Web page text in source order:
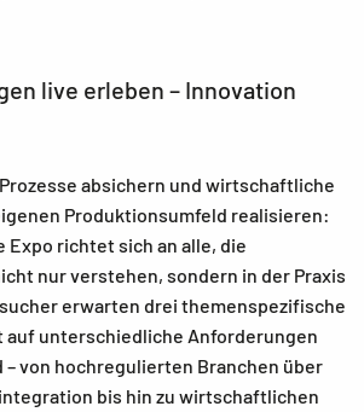
live erleben – Innovation
absichern und wirtschaftliche
Produktionsumfeld realisieren:
Expo richtet sich an alle, die
nur verstehen, sondern in der Praxis
erwarten drei themenspezifische
auf unterschiedliche Anforderungen
von hochregulierten Branchen über
bis hin zu wirtschaftlichen